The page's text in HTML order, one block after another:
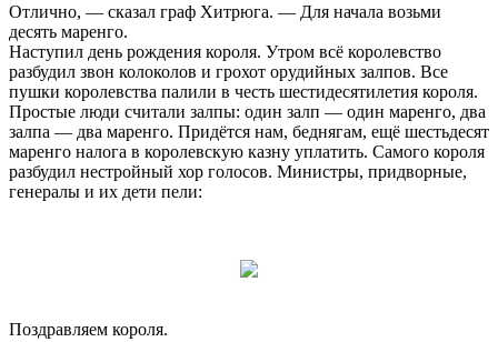
Отлично, — сказал граф Хитрюга. — Для начала возьми
десять маренго.
Наступил день рождения короля. Утром всё королевство
разбудил звон колоколов и грохот орудийных залпов. Все
пушки королевства палили в честь шестидесятилетия короля.
Простые люди считали залпы: один залп — один маренго, два
залпа — два маренго. Придётся нам, беднягам, ещё шестьдесят
маренго налога в королевскую казну уплатить. Самого короля
разбудил нестройный хор голосов. Министры, придворные,
генералы и их дети пели:
Поздравляем короля.